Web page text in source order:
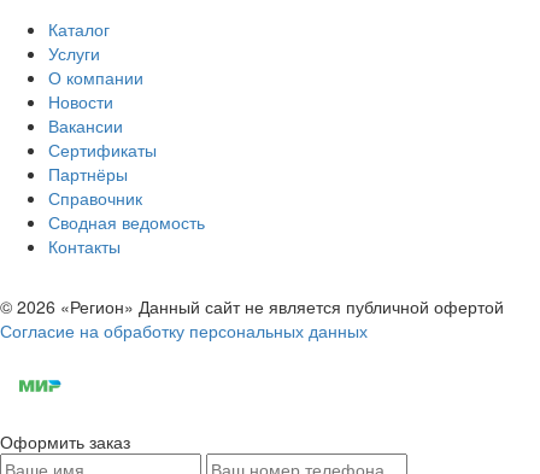
Каталог
Услуги
О компании
Новости
Вакансии
Сертификаты
Партнёры
Справочник
Сводная ведомость
Контакты
© 2026 «Регион» Данный сайт не является публичной офертой
Согласие на обработку персональных данных
Оформить заказ